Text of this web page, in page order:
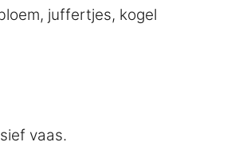
juffertjes, kogel
vaas.